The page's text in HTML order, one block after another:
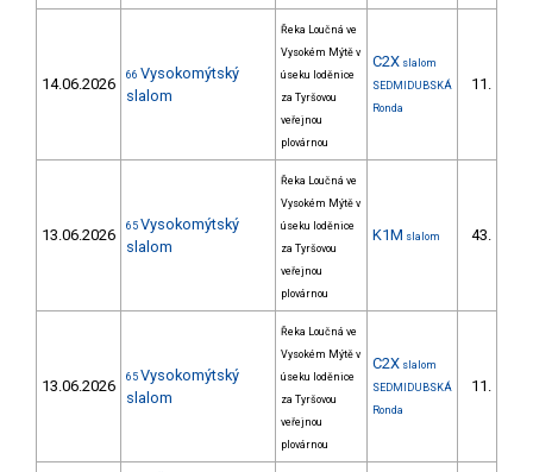
14.06.2026 66 Vysokomýtský
slalom
Řeka Loučná ve
Vysokém Mýtě v
úseku loděnice
za Tyršovou
veřejnou
plovárnou
C2X slalom
SEDMIDUBSKÁ
Ronda
11.
13.06.2026 65 Vysokomýtský
slalom
Řeka Loučná ve
Vysokém Mýtě v
úseku loděnice
za Tyršovou
veřejnou
plovárnou
K1M slalom 43.
13.06.2026 65 Vysokomýtský
slalom
Řeka Loučná ve
Vysokém Mýtě v
úseku loděnice
za Tyršovou
veřejnou
plovárnou
C2X slalom
SEDMIDUBSKÁ
Ronda
11.